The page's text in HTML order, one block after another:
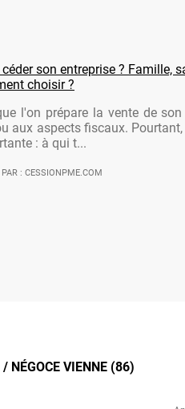
son entreprise ? Famille,
choisir ?
l'on prépare la vente de
aux aspects fiscaux.
: à qui t...
PAR : CESSIONPME.COM
NÉGOCE VIENNE (86)